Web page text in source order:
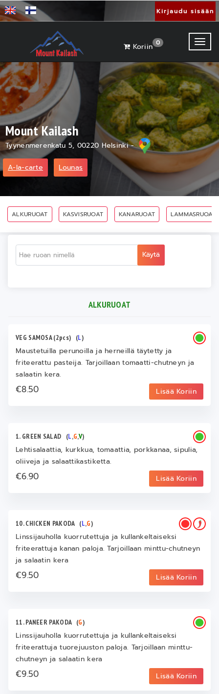
Kirjaudu sisään
Koriin0
Mount Kailash
Tyynenmerenkatu 5, 00220 Helsinki -
A-la-carte Lounas
ALKURUOAT KASVISRUOAT KANARUOAT LAMMASRUOAT
Käytä
ALKURUOAT
VEG SAMOSA (2pcs) (L)
Maustetuilla perunoilla ja herneillä täytetty ja
friteerattu pasteija. Tarjoillaan tomaatti-chutneyn ja
salaatin kera.
€8.50 Lisää Koriin
1. GREEN SALAD (L,G,V)
Lehtisalaattia, kurkkua, tomaattia, porkkanaa, sipulia,
oliiveja ja salaattikastiketta.
€6.90 Lisää Koriin
10. CHICKEN PAKODA (L,G)
Linssijauholla kuorrutettuja ja kullankeltaiseksi
friteerattuja kanan paloja. Tarjoillaan minttu-chutneyn
ja salaatin kera
€9.50 Lisää Koriin
11. PANEER PAKODA (G)
Linssijauholla kuorrutettuja ja kullankeltaiseksi
friteerattuja tuorejuuston paloja. Tarjoillaan minttu-
chutneyn ja salaatin kera
€9.50 Lisää Koriin